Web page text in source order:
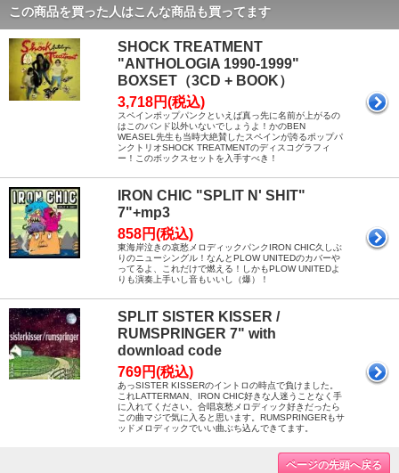
この商品を買った人はこんな商品も買ってます
SHOCK TREATMENT
"ANTHOLOGIA 1990-1999"
BOXSET（3CD + BOOK）
3,718円(税込)
スペインポップパンクといえば真っ先に名前が上がるの
はこのバンド以外いないでしょうよ！かのBEN
WEASEL先生も当時大絶賛したスペインが誇るポップパ
ンクトリオSHOCK TREATMENTのディスコグラフィ
ー！このボックスセットを入手すべき！
IRON CHIC "SPLIT N' SHIT"
7"+mp3
858円(税込)
東海岸泣きの哀愁メロディックパンクIRON CHIC久しぶ
りのニューシングル！なんとPLOW UNITEDのカバーや
ってるよ、これだけで燃える！しかもPLOW UNITEDよ
りも演奏上手いし音もいいし（爆）！
SPLIT SISTER KISSER /
RUMSPRINGER 7" with
download code
769円(税込)
あっSISTER KISSERのイントロの時点で負けました。
これLATTERMAN、IRON CHIC好きな人迷うことなく手
に入れてください。合唱哀愁メロディック好きだったら
この曲マジで気に入ると思います。RUMSPRINGERもサ
ッドメロディックでいい曲ぶち込んできてます。
ページの先頭へ戻る